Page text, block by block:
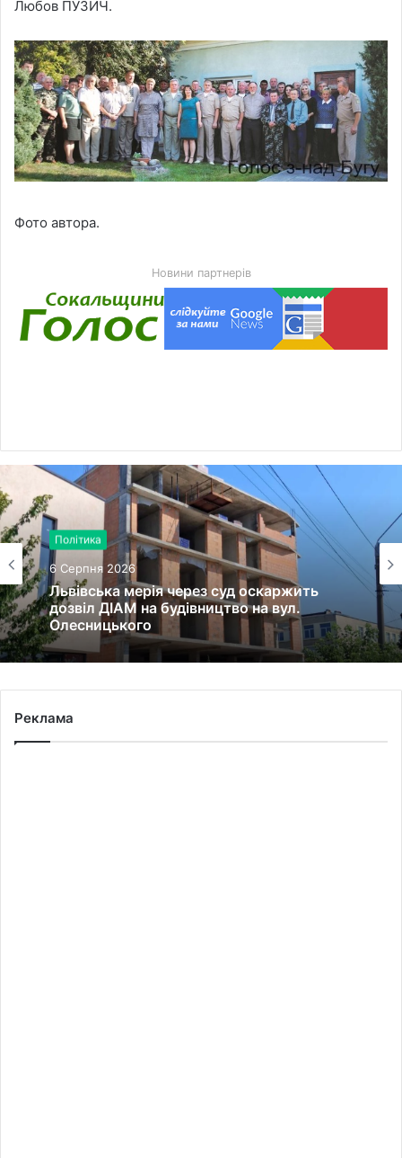
Любов ПУЗИЧ.
Фото автора.
Новини партнерів
Політика
6 Серпня 2026
Львівська мерія через суд оскаржить
дозвіл ДІАМ на будівництво на вул.
Олесницького
Реклама